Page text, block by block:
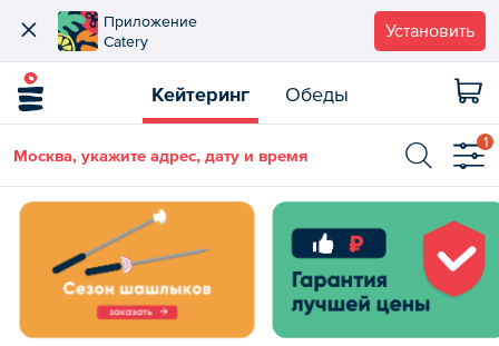
Приложение
Catery
Установить
Кейтеринг Обеды
Москва, укажите адрес, дату и время
1